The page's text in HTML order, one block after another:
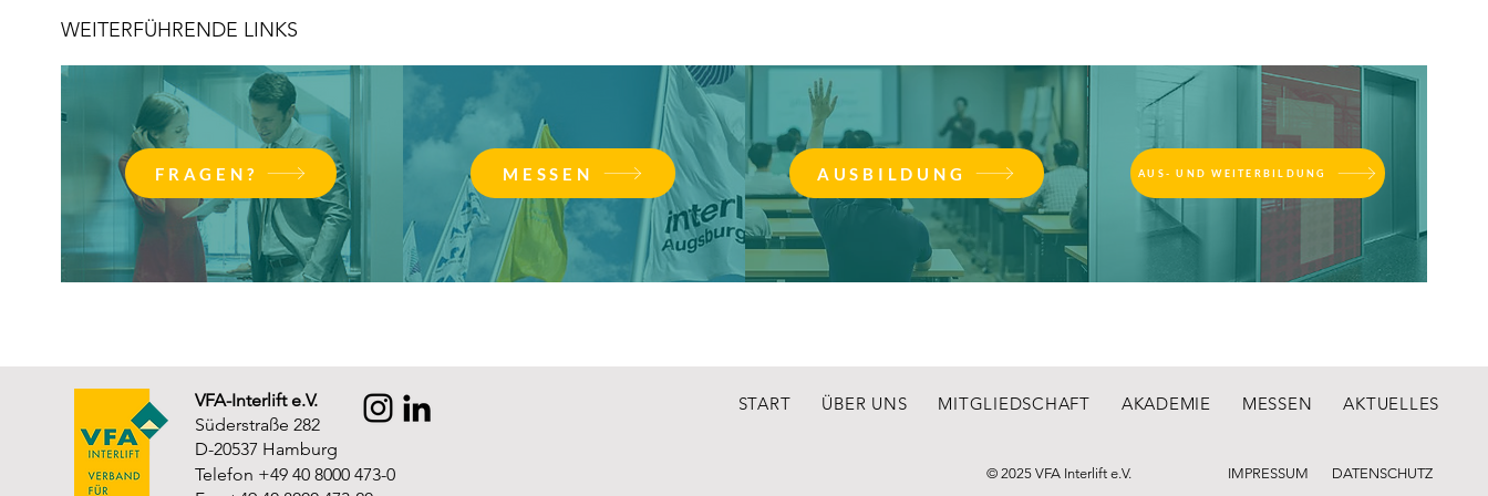
WEITERFÜHRENDE LINKS
FRAGEN? MESSEN AUSBILDUNG AUS- UND WEITERBILDUNG
VFA-Interlift e.V.
Süderstraße 282
D-20537 Hamburg
Telefon +49 40 8000 473-0
START ÜBER UNS MITGLIEDSCHAFT AKADEMIE MESSEN AKTUELLES
© 2025 VFA Interlift e.V. IMPRESSUM DATENSCHUTZ